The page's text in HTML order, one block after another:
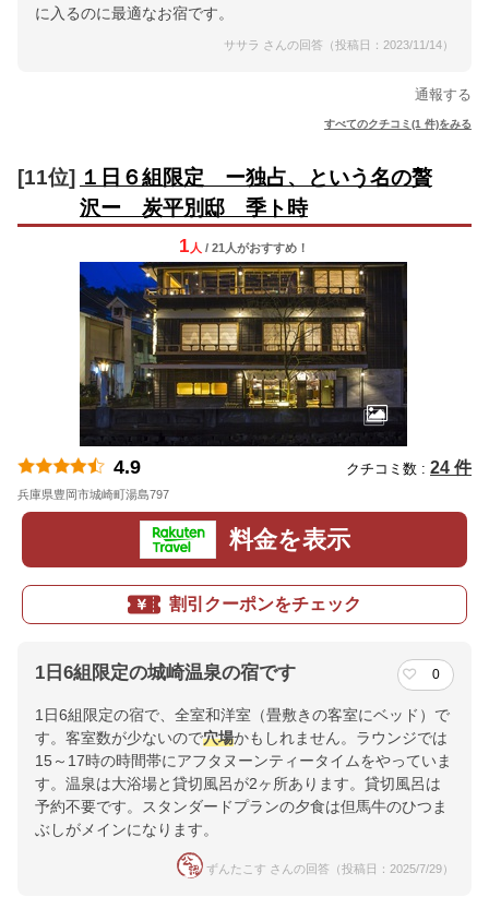
に入るのに最適なお宿です。
ササラ さんの回答（投稿日：2023/11/14）
通報する
すべてのクチコミ(1 件)をみる
[11位] １日６組限定 ー独占、という名の贅
沢ー 炭平別邸 季ト時
1 人 / 21人がおすすめ！
4.9 クチコミ数 : 24 件
兵庫県豊岡市城崎町湯島797
料金を表示
割引クーポンをチェック
1日6組限定の城崎温泉の宿です 0
1日6組限定の宿で、全室和洋室（畳敷きの客室にベッド）で
す。客室数が少ないので穴場かもしれません。ラウンジでは
15～17時の時間帯にアフタヌーンティータイムをやっていま
す。温泉は大浴場と貸切風呂が2ヶ所あります。貸切風呂は
予約不要です。スタンダードプランの夕食は但馬牛のひつま
ぶしがメインになります。
ずんたこす さんの回答（投稿日：2025/7/29）